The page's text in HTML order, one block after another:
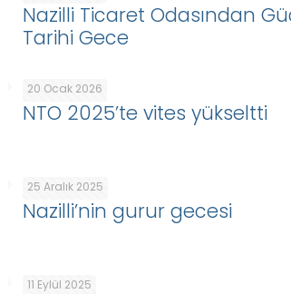
Nazilli Ticaret Odasından
Tarihi Gece
20 Ocak 2026
NTO 2025’te vites yükseltti
25 Aralık 2025
Nazilli’nin gurur gecesi
11 Eylül 2025